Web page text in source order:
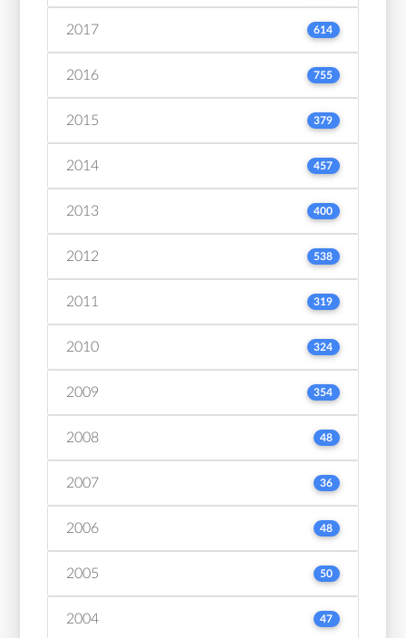
2017 614
2016 755
2015 379
2014 457
2013 400
2012 538
2011 319
2010 324
2009 354
2008 48
2007 36
2006 48
2005 50
2004 47